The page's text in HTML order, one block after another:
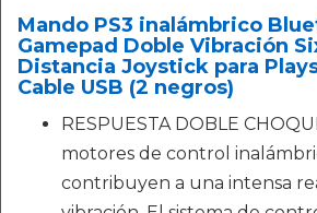
Mando PS3 inalámbrico
Gamepad Doble Vibración
Distancia Joystick para
Cable USB (2 negros)
RESPUESTA DOBLE
motores de control
contribuyen a una intensa